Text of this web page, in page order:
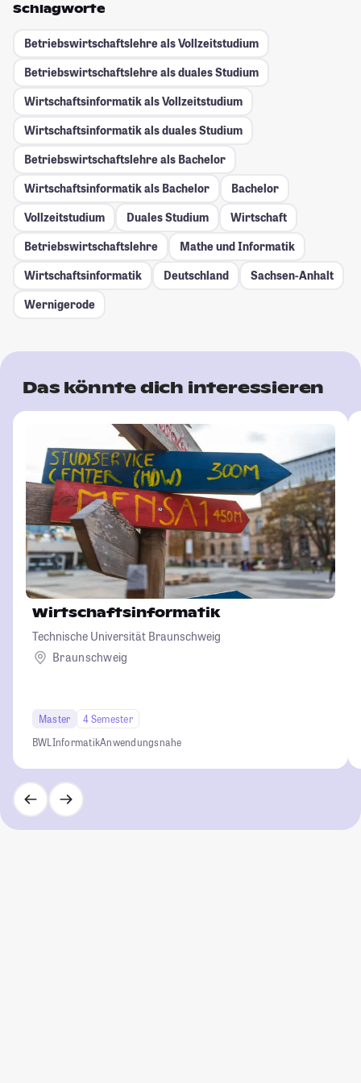
Schlagworte
Betriebswirtschaftslehre als Vollzeitstudium
Betriebswirtschaftslehre als duales Studium
Wirtschaftsinformatik als Vollzeitstudium
Wirtschaftsinformatik als duales Studium
Betriebswirtschaftslehre als Bachelor
Wirtschaftsinformatik als Bachelor
Bachelor
Vollzeitstudium
Duales Studium
Wirtschaft
Betriebswirtschaftslehre
Mathe und Informatik
Wirtschaftsinformatik
Deutschland
Sachsen-Anhalt
Wernigerode
Das könnte dich interessieren
Wirtschaftsinformatik
Technische Universität Braunschweig
Braunschweig
Master
4 Semester
BWL InformatikAnwendungsnahe